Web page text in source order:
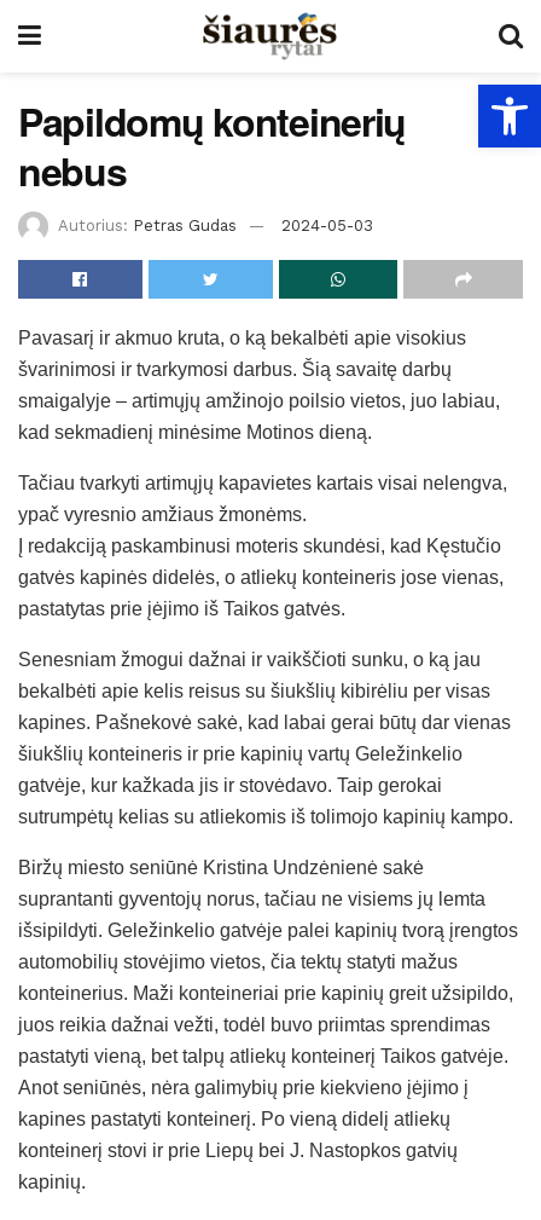
Papildomų konteinerių
nebus
Autorius: Petras Gudas 2024-05-03
Pavasarį ir akmuo kruta, o ką bekalbėti apie visokius
švarinimosi ir tvarkymosi darbus. Šią savaitę darbų
smaigalyje – artimųjų amžinojo poilsio vietos, juo labiau,
kad sekmadienį minėsime Motinos dieną.
Tačiau tvarkyti artimųjų kapavietes kartais visai nelengva,
ypač vyresnio amžiaus žmonėms.
Į redakciją paskambinusi moteris skundėsi, kad Kęstučio
gatvės kapinės didelės, o atliekų konteineris jose vienas,
pastatytas prie įėjimo iš Taikos gatvės.
Senesniam žmogui dažnai ir vaikščioti sunku, o ką jau
bekalbėti apie kelis reisus su šiukšlių kibirėliu per visas
kapines. Pašnekovė sakė, kad labai gerai būtų dar vienas
šiukšlių konteineris ir prie kapinių vartų Geležinkelio
gatvėje, kur kažkada jis ir stovėdavo. Taip gerokai
sutrumpėtų kelias su atliekomis iš tolimojo kapinių kampo.
Biržų miesto seniūnė Kristina Undzėnienė sakė
suprantanti gyventojų norus, tačiau ne visiems jų lemta
išsipildyti. Geležinkelio gatvėje palei kapinių tvorą įrengtos
automobilių stovėjimo vietos, čia tektų statyti mažus
konteinerius. Maži konteineriai prie kapinių greit užsipildo,
juos reikia dažnai vežti, todėl buvo priimtas sprendimas
pastatyti vieną, bet talpų atliekų konteinerį Taikos gatvėje.
Anot seniūnės, nėra galimybių prie kiekvieno įėjimo į
kapines pastatyti konteinerį. Po vieną didelį atliekų
konteinerį stovi ir prie Liepų bei J. Nastopkos gatvių
kapinių.